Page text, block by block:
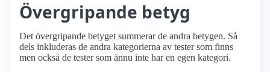
Övergripande betyg
Det övergripande betyget summerar de andra betygen. Så
dels inkluderas de andra kategorierna av tester som finns
men också de tester som ännu inte har en egen kategori.